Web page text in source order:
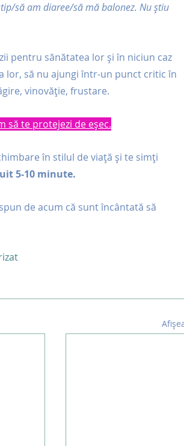
să am diaree/să mă balonez. Nu știu
pentru sănătatea lor și în niciun caz
lor, să nu ajungi într-un punct critic în
vinovăție, frustare.
să te protejezi de eșec.
în stilul de viață și te simți
5-10 minute.
de acum că sunt încântată să